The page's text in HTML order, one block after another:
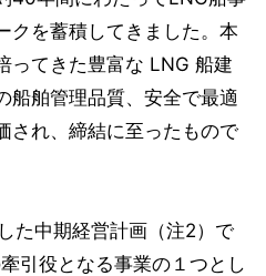
クを蓄積してきました。本
ってきた豊富な LNG 船建
船舶管理品質、安全で最適
され、締結に至ったもので
た中期経営計画（注2）で
引役となる事業の１つとし